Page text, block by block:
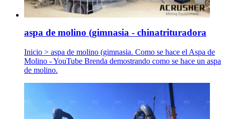
aspa de molino (gimnasia - chinatrituradora
Inicio > aspa de molino (gimnasia. Como se hace el Aspa de
Molino - YouTube Brenda demostrando como se hace un aspa
de molino.